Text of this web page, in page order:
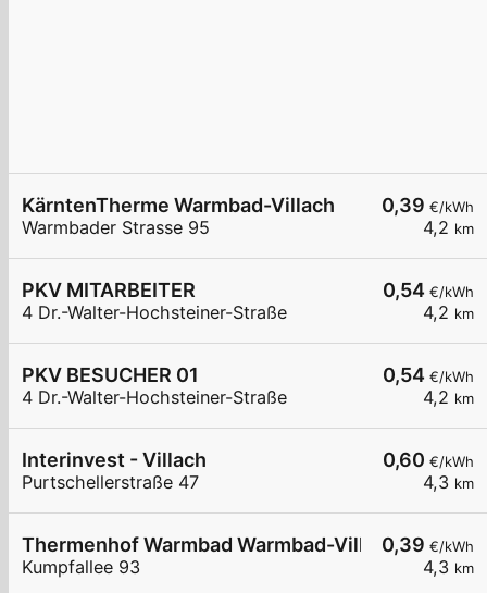
0,39 €/kWh
4,2 km
KärntenTherme Warmbad-Villach
Warmbader Strasse 95
0,54 €/kWh
4,2 km
PKV MITARBEITER
4 Dr.-Walter-Hochsteiner-Straße
0,54 €/kWh
4,2 km
PKV BESUCHER 01
4 Dr.-Walter-Hochsteiner-Straße
0,60 €/kWh
4,3 km
Interinvest - Villach
Purtschellerstraße 47
0,39 €/kWh
4,3 km
Thermenhof Warmbad Warmbad-Villach
Kumpfallee 93